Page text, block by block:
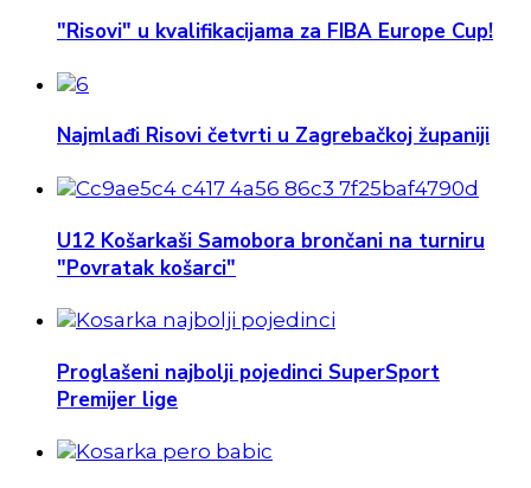
"Risovi" u kvalifikacijama za FIBA Europe Cup!
Najmlađi Risovi četvrti u Zagrebačkoj županiji
U12 Košarkaši Samobora brončani na turniru
"Povratak košarci"
Proglašeni najbolji pojedinci SuperSport
Premijer lige